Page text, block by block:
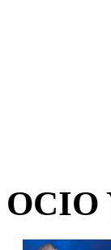
OCIO